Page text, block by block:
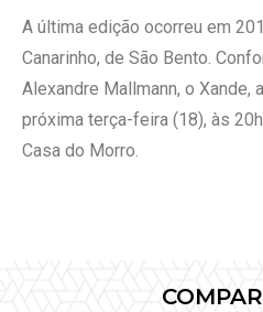
A última edição ocorreu em
Canarinho, de São Bento.
Alexandre Mallmann, o Xande,
próxima terça-feira (18), às
Casa do Morro.